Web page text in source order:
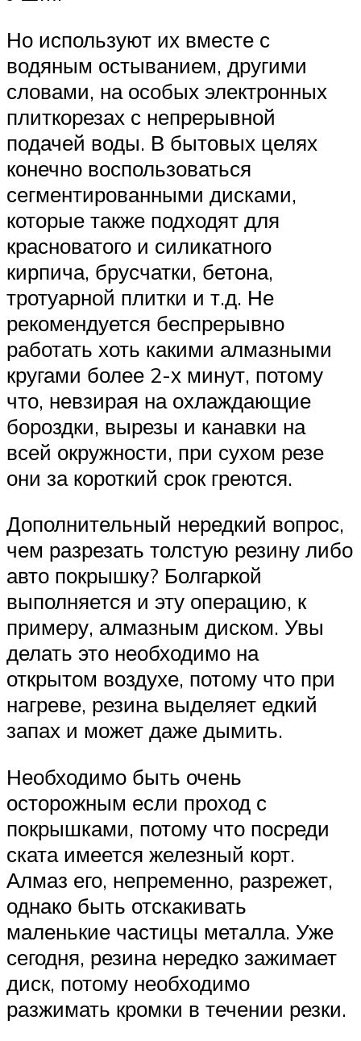
Но используют их вместе с
водяным остыванием, другими
словами, на особых электронных
плиткорезах с непрерывной
подачей воды. В бытовых целях
конечно воспользоваться
сегментированными дисками,
которые также подходят для
красноватого и силикатного
кирпича, брусчатки, бетона,
тротуарной плитки и т.д. Не
рекомендуется беспрерывно
работать хоть какими алмазными
кругами более 2-х минут, потому
что, невзирая на охлаждающие
бороздки, вырезы и канавки на
всей окружности, при сухом резе
они за короткий срок греются.
Дополнительный нередкий вопрос,
чем разрезать толстую резину либо
авто покрышку? Болгаркой
выполняется и эту операцию, к
примеру, алмазным диском. Увы
делать это необходимо на
открытом воздухе, потому что при
нагреве, резина выделяет едкий
запах и может даже дымить.
Необходимо быть очень
осторожным если проход с
покрышками, потому что посреди
ската имеется железный корт.
Алмаз его, непременно, разрежет,
однако быть отскакивать
маленькие частицы металла. Уже
сегодня, резина нередко зажимает
диск, потому необходимо
разжимать кромки в течении резки.